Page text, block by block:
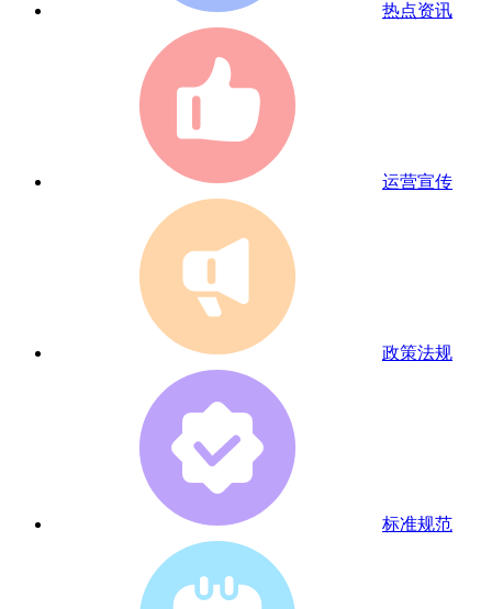
热点资讯
运营宣传
政策法规
标准规范